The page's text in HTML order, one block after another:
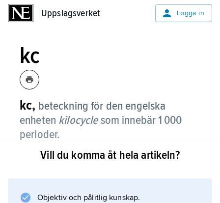
Uppslagsverket Logga in
kc
kc, beteckning för den engelska
enheten kilocyclesom innebär 1 000
perioder.
Den förekommer också felaktigt i stället för
Vill du komma åt hela artikeln?
Objektiv och pålitlig kunskap.